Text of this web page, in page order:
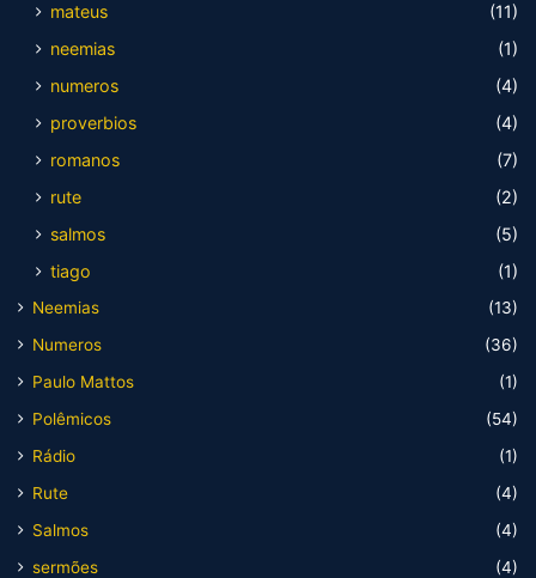
mateus
(11)
neemias
(1)
numeros
(4)
proverbios
(4)
romanos
(7)
rute
(2)
salmos
(5)
tiago
(1)
Neemias
(13)
Numeros
(36)
Paulo Mattos
(1)
Polêmicos
(54)
Rádio
(1)
Rute
(4)
Salmos
(4)
sermões
(4)